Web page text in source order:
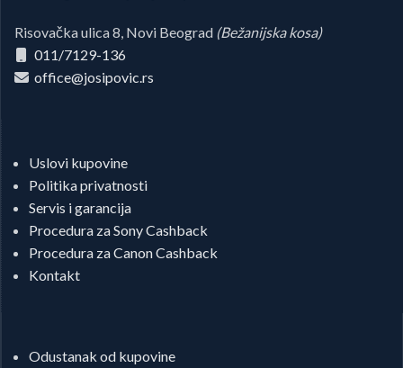
Risovačka ulica 8, Novi Beograd (Bežanijska kosa)
011/7129-136
office@josipovic.rs
Uslovi kupovine
Politika privatnosti
Servis i garancija
Procedura za Sony Cashback
Procedura za Canon Cashback
Kontakt
Odustanak od kupovine